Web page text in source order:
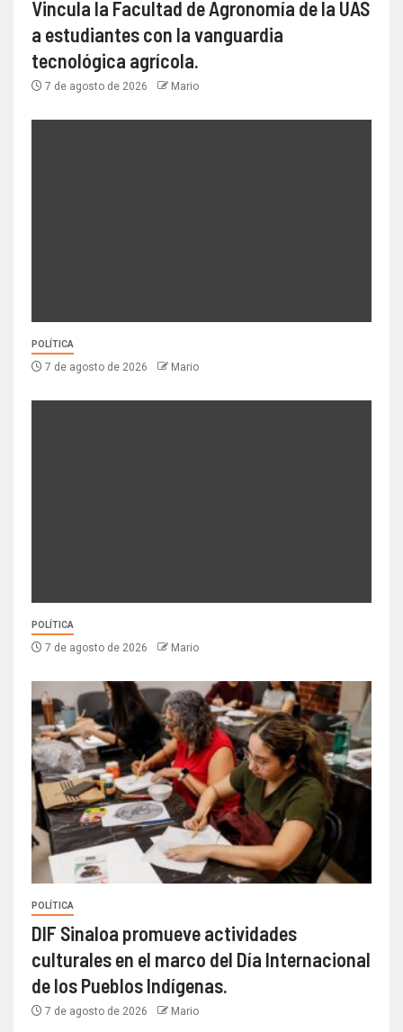
Vincula la Facultad de Agronomía de la UAS
a estudiantes con la vanguardia
tecnológica agrícola.
7 de agosto de 2026 Mario
POLÍTICA
7 de agosto de 2026 Mario
POLÍTICA
7 de agosto de 2026 Mario
POLÍTICA
DIF Sinaloa promueve actividades
culturales en el marco del Día Internacional
de los Pueblos Indígenas.
7 de agosto de 2026 Mario